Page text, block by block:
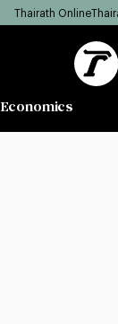
Thairath Online
Economics